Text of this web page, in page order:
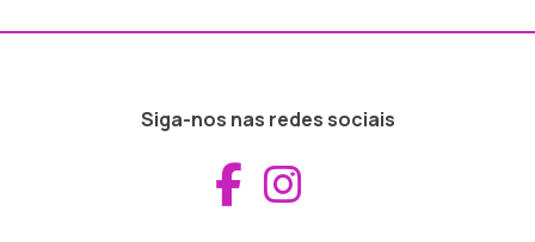
Siga-nos nas redes sociais
Aceder ao